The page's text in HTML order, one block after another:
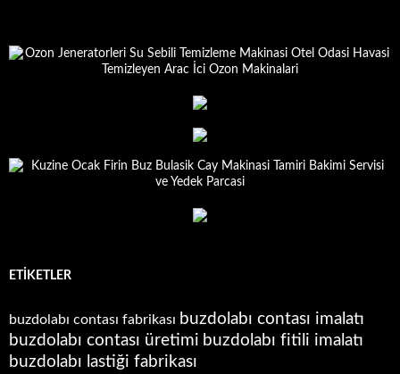
ETIKETLER
buzdolabı contası fabrikası buzdolabı contası imalatı
buzdolabı contası üretimi buzdolabı fitili imalatı
buzdolabı lastiği fabrikası